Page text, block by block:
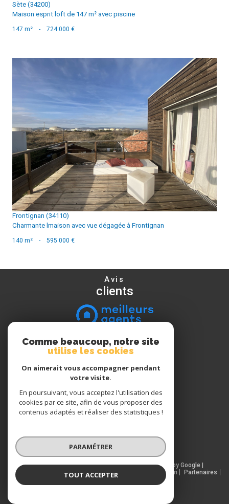
Sète (34200)
Maison esprit loft de 147 m² avec piscine
147 m² - 724 000 €
voir le bien
Frontignan (34110)
Charmante lmaison avec vue dégagée à Frontignan
140 m² - 595 000 €
Avis
clients
Nous
suivre
Nous
adhérons
© 2026 | Tous droits réservés | Traduction powered by Google |
Nos honoraires
Plan du site Mentions légales Admin
Partenaires
Politique RGPD
Comme beaucoup, notre site
utilise les cookies
On aimerait vous accompagner pendant
votre visite.
En poursuivant, vous acceptez l'utilisation des
cookies par ce site, afin de vous proposer des
contenus adaptés et réaliser des statistiques !
PARAMÉTRER
TOUT ACCEPTER